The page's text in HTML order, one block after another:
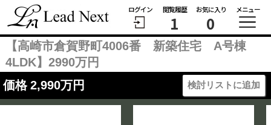
ログイン 閲覧履歴
1
お気に入り
0
メニュー
【高崎市倉賀野町4006番 新築住宅 A号棟
4LDK】2990万円
価格 2,990万円 検討リストに追加